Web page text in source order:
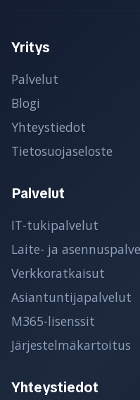
Yritys
Palvelut
Blogi
Yhteystiedot
Tietosuojaseloste
Palvelut
IT-tukipalvelut
Laite- ja
Verkkoratkaisut
Asiantuntijapalvelut
M365-lisenssit
Järjestelmäkartoitus
Yhteystiedot